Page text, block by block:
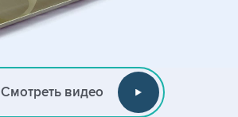
Смотреть видео